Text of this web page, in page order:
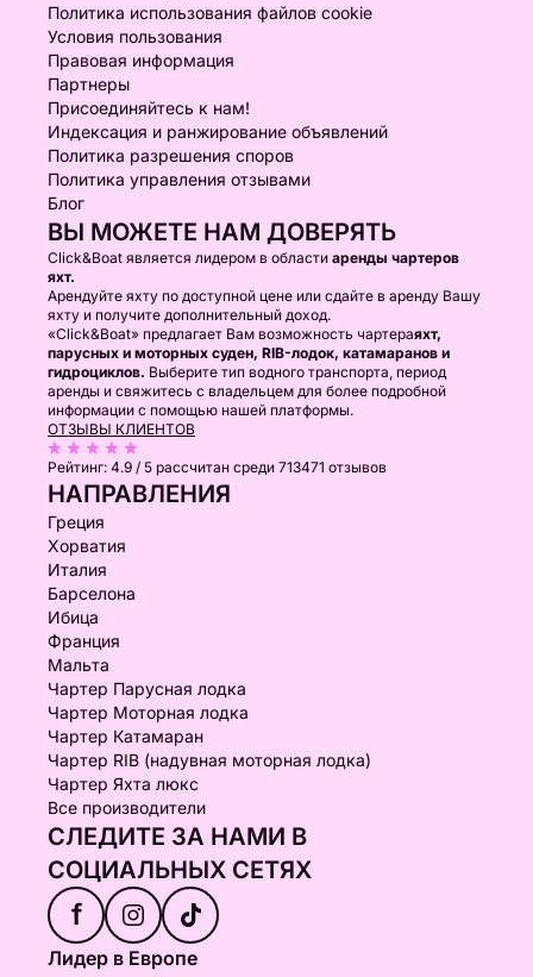
Политика использования файлов cookie
Условия пользования
Правовая информация
Партнеры
Присоединяйтесь к нам!
Индексация и ранжирование объявлений
Политика разрешения споров
Политика управления отзывами
Блог
ВЫ МОЖЕТЕ НАМ ДОВЕРЯТЬ
Click&Boat является лидером в области аренды чартеров
яхт.
Арендуйте яхту по доступной цене или сдайте в аренду Вашу
яхту и получите дополнительный доход.
«Click&Boat» предлагает Вам возможность чартераяхт,
парусных и моторных суден, RIB-лодок, катамаранов и
гидроциклов. Выберите тип водного транспорта, период
аренды и свяжитесь с владельцем для более подробной
информации с помощью нашей платформы.
ОТЗЫВЫ КЛИЕНТОВ
Рейтинг: 4.9 / 5 рассчитан среди 713471 отзывов
НАПРАВЛЕНИЯ
Греция
Хорватия
Италия
Барселона
Ибица
Франция
Мальта
Чартер Парусная лодка
Чартер Моторная лодка
Чартер Катамаран
Чартер RIB (надувная моторная лодка)
Чартер Яхта люкс
Все производители
СЛЕДИТЕ ЗА НАМИ В
СОЦИАЛЬНЫХ СЕТЯХ
f
Лидер в Европе